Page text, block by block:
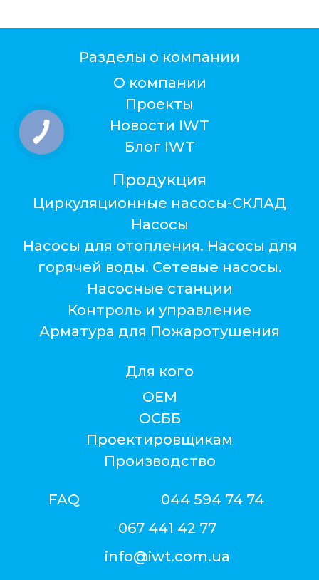
Разделы о компании
О компании
Проекты
Новости IWT
Блог IWT
Продукция
Циркуляционные насосы-СКЛАД
Насосы
Насосы для отопления. Насосы для
горячей воды. Сетевые насосы.
Насосные станции
Контроль и управление
Арматура для Пожаротушения
Для кого
ОЕМ
ОСББ
Проектировщикам
Производство
FAQ
044 594 74 74
067 441 42 77
info@iwt.com.ua